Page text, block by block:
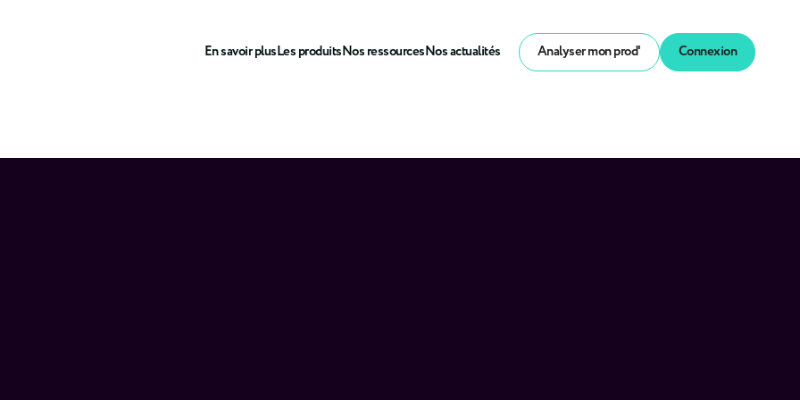
En savoir plusLes produitsNos ressourcesNos actualités Analyser mon prod' Connexion